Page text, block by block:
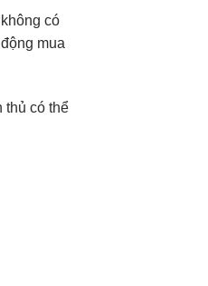
có
mua
thủ có thể